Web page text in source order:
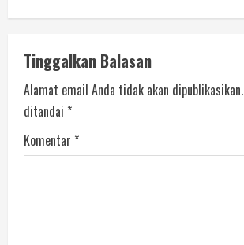
Tinggalkan Balasan
Alamat email Anda tidak akan dipublikasikan.
ditandai *
Komentar *